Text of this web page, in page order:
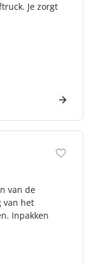
Je zorgt
van de
van het
Inpakken